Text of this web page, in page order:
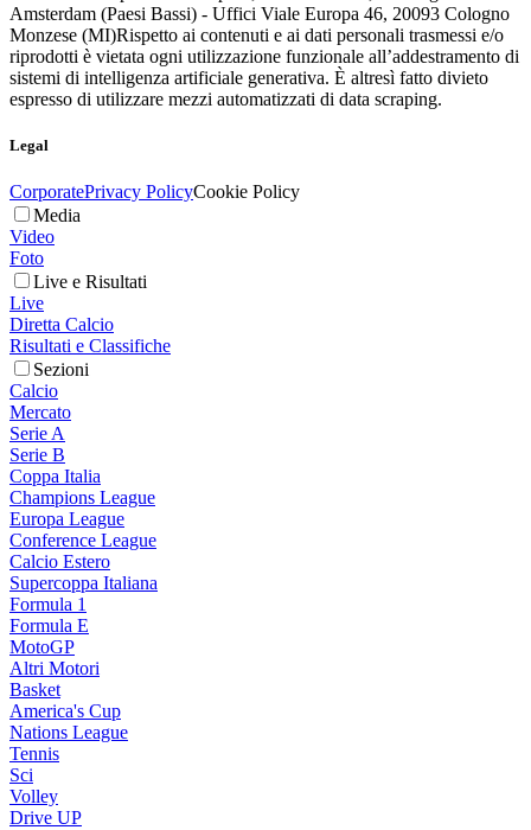
Amsterdam (Paesi Bassi) - Uffici Viale Europa 46, 20093 Cologno
Monzese (MI)Rispetto ai contenuti e ai dati personali trasmessi e/o
riprodotti è vietata ogni utilizzazione funzionale all’addestramento di
sistemi di intelligenza artificiale generativa. È altresì fatto divieto
espresso di utilizzare mezzi automatizzati di data scraping.
Legal
CorporatePrivacy PolicyCookie Policy
Media
Video
Foto
Live e Risultati
Live
Diretta Calcio
Risultati e Classifiche
Sezioni
Calcio
Mercato
Serie A
Serie B
Coppa Italia
Champions League
Europa League
Conference League
Calcio Estero
Supercoppa Italiana
Formula 1
Formula E
MotoGP
Altri Motori
Basket
America's Cup
Nations League
Tennis
Sci
Volley
Drive UP